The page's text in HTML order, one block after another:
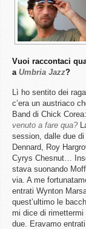
Vuoi raccontaci
a Umbria Jazz?
Lì ho sentito dei
c’era un austriaco
Band di Chick
venuto a fare qua?
session, dalle due di
Dennard, Roy
Cyrys Chesnut…
stava suonando
via. A me
entrati Wynton
quest’ultimo le
mi dice di
due. Eravamo